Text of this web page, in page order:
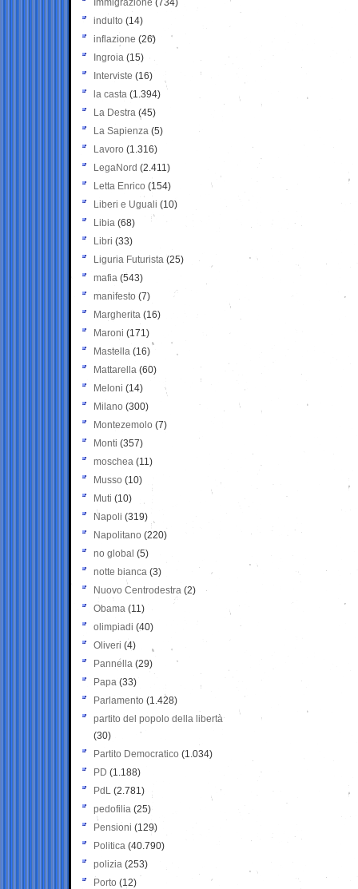
Immigrazione (734)
indulto (14)
inflazione (26)
Ingroia (15)
Interviste (16)
la casta (1.394)
La Destra (45)
La Sapienza (5)
Lavoro (1.316)
LegaNord (2.411)
Letta Enrico (154)
Liberi e Uguali (10)
Libia (68)
Libri (33)
Liguria Futurista (25)
mafia (543)
manifesto (7)
Margherita (16)
Maroni (171)
Mastella (16)
Mattarella (60)
Meloni (14)
Milano (300)
Montezemolo (7)
Monti (357)
moschea (11)
Musso (10)
Muti (10)
Napoli (319)
Napolitano (220)
no global (5)
notte bianca (3)
Nuovo Centrodestra (2)
Obama (11)
olimpiadi (40)
Oliveri (4)
Pannella (29)
Papa (33)
Parlamento (1.428)
partito del popolo della libertà
(30)
Partito Democratico (1.034)
PD (1.188)
PdL (2.781)
pedofilia (25)
Pensioni (129)
Politica (40.790)
polizia (253)
Porto (12)